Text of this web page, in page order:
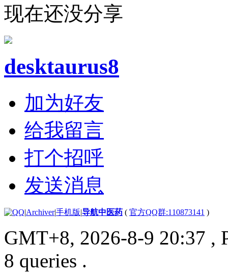
现在还没分享
desktaurus8
加为好友
给我留言
打个招呼
发送消息
|Archiver|手机版|导航中医药 ( 官方QQ群:110873141 )
GMT+8, 2026-8-9 20:37 ,
8 queries .